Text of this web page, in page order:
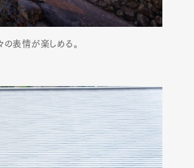
Product
Culture
Lifestyle
表情が楽しめる。